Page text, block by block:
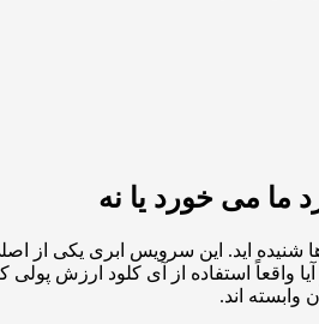
ما می خورد یا نه
شنیده اید. این سرویس ابری یکی از
استفاده از آی کلود ارزش پولی
وابسته اند.